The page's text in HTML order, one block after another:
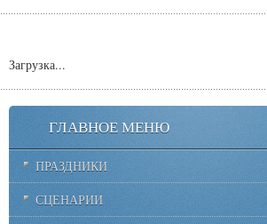
Загрузка...
ГЛАВНОЕ МЕНЮ
ПРАЗДНИКИ
СЦЕНАРИИ